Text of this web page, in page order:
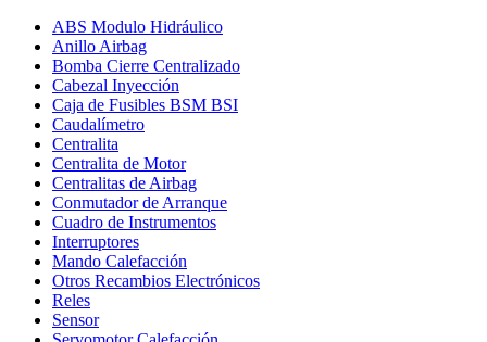
ABS Modulo Hidráulico
Anillo Airbag
Bomba Cierre Centralizado
Cabezal Inyección
Caja de Fusibles BSM BSI
Caudalímetro
Centralita
Centralita de Motor
Centralitas de Airbag
Conmutador de Arranque
Cuadro de Instrumentos
Interruptores
Mando Calefacción
Otros Recambios Electrónicos
Reles
Sensor